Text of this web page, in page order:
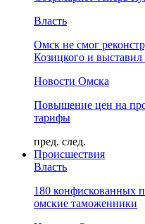
Власть
Омск не смог
Козицкого и выставил
Новости Омска
Повышение цен на
тарифы
пред. след.
Происшествия
Власть
180 конфискованных
омские таможенники